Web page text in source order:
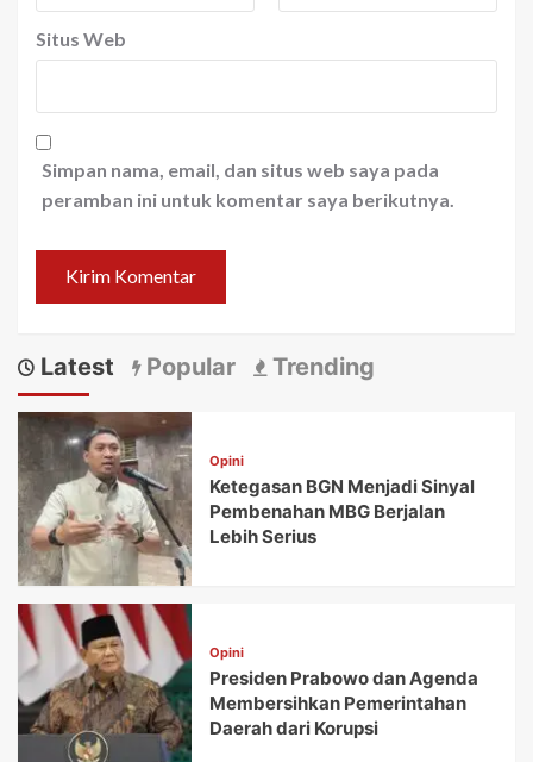
Situs Web
Simpan nama, email, dan situs web saya pada
peramban ini untuk komentar saya berikutnya.
Latest Popular Trending
Opini
Ketegasan BGN Menjadi Sinyal
Pembenahan MBG Berjalan
Lebih Serius
Opini
Presiden Prabowo dan Agenda
Membersihkan Pemerintahan
Daerah dari Korupsi